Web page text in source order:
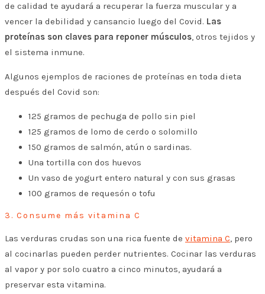
de calidad te ayudará a recuperar la fuerza muscular y a
vencer la debilidad y cansancio luego del Covid. Las
proteínas son claves para reponer músculos, otros tejidos y
el sistema inmune.
Algunos ejemplos de raciones de proteínas en toda dieta
después del Covid son:
125 gramos de pechuga de pollo sin piel
125 gramos de lomo de cerdo o solomillo
150 gramos de salmón, atún o sardinas.
Una tortilla con dos huevos
Un vaso de yogurt entero natural y con sus grasas
100 gramos de requesón o tofu
3. Consume más vitamina C
Las verduras crudas son una rica fuente de vitamina C, pero
al cocinarlas pueden perder nutrientes. Cocinar las verduras
al vapor y por solo cuatro a cinco minutos, ayudará a
preservar esta vitamina.